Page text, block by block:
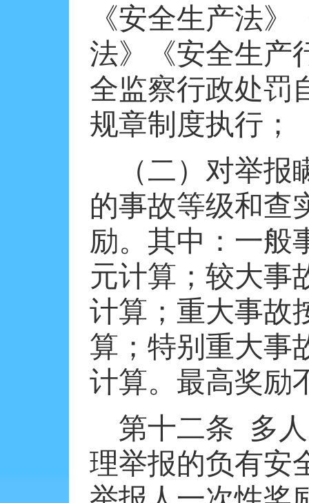
《安全生产法
法》《安全生产
全监察行政处罚
规章制度执行；
（二）对举
的事故等级和查
励。其中：一般
元计算；较大事
计算；重大事故
算；特别重大事
计算。最高奖励
第十二条 多
理举报的负有安